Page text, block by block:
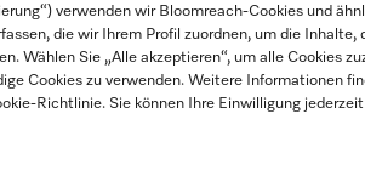
verwenden wir Bloomreach-Cookies und
die wir Ihrem Profil zuordnen, um die Inhalte,
Wählen Sie „Alle akzeptieren“, um alle Cookies
Cookies zu verwenden. Weitere Informationen
Richtlinie. Sie können Ihre Einwilligung